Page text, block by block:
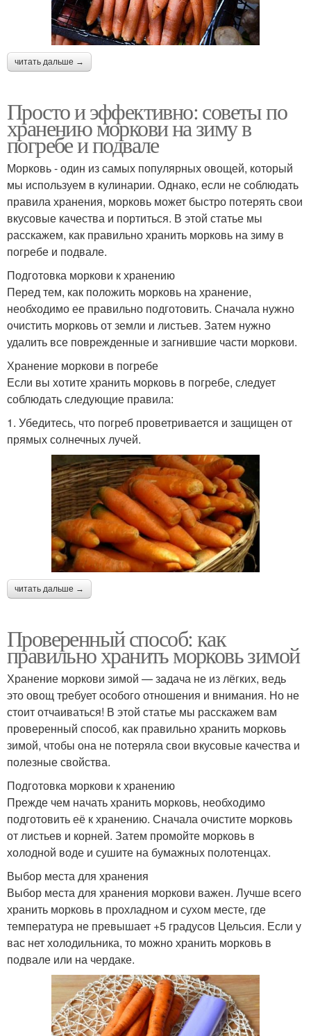
читать дальше →
Просто и эффективно: советы по
хранению моркови на зиму в
погребе и подвале
Морковь - один из самых популярных овощей, который
мы используем в кулинарии. Однако, если не соблюдать
правила хранения, морковь может быстро потерять свои
вкусовые качества и портиться. В этой статье мы
расскажем, как правильно хранить морковь на зиму в
погребе и подвале.
Подготовка моркови к хранению
Перед тем, как положить морковь на хранение,
необходимо ее правильно подготовить. Сначала нужно
очистить морковь от земли и листьев. Затем нужно
удалить все поврежденные и загнившие части моркови.
Хранение моркови в погребе
Если вы хотите хранить морковь в погребе, следует
соблюдать следующие правила:
1. Убедитесь, что погреб проветривается и защищен от
прямых солнечных лучей.
читать дальше →
Проверенный способ: как
правильно хранить морковь зимой
Хранение моркови зимой — задача не из лёгких, ведь
это овощ требует особого отношения и внимания. Но не
стоит отчаиваться! В этой статье мы расскажем вам
проверенный способ, как правильно хранить морковь
зимой, чтобы она не потеряла свои вкусовые качества и
полезные свойства.
Подготовка моркови к хранению
Прежде чем начать хранить морковь, необходимо
подготовить её к хранению. Сначала очистите морковь
от листьев и корней. Затем промойте морковь в
холодной воде и сушите на бумажных полотенцах.
Выбор места для хранения
Выбор места для хранения моркови важен. Лучше всего
хранить морковь в прохладном и сухом месте, где
температура не превышает +5 градусов Цельсия. Если у
вас нет холодильника, то можно хранить морковь в
подвале или на чердаке.